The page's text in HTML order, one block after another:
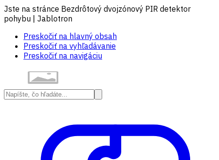
Jste na stránce Bezdrôtový dvojzónový PIR detektor
pohybu | Jablotron
Preskočiť na hlavný obsah
Preskočiť na vyhľadávanie
Preskočiť na navigáciu